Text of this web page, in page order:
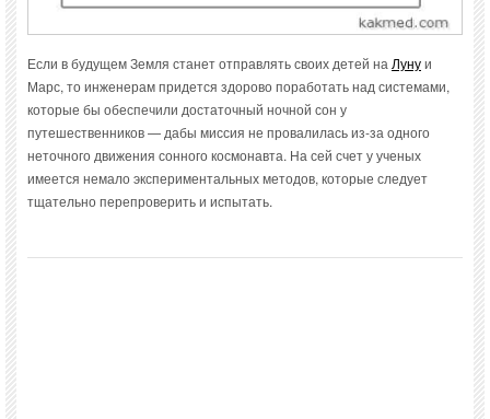
Если в будущем Земля станет отправлять своих детей наЛунуи
Марс, то инженерам придется здорово поработать над системами,
которые бы обеспечили достаточный ночной сон у
путешественников — дабы миссия не провалилась из-за одного
неточного движения сонного космонавта. На сей счет у ученых
имеется немало экспериментальных методов, которые следует
тщательно перепроверить и испытать.